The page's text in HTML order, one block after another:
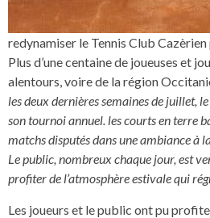
redynamiser le Tennis Club
Plus d’une centaine de joueuses et
alentours, voire de la région
les deux dernières semaines de juillet,
son tournoi annuel. les courts en terre
matchs disputés dans une ambiance à
Le public, nombreux chaque jour, est
profiter de l’atmosphère estivale qui
Les joueurs et le public ont pu